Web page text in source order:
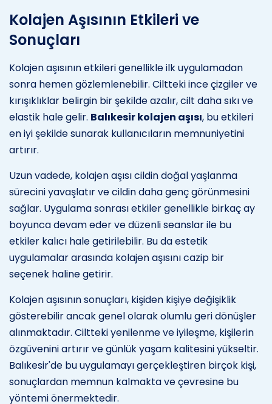
Kolajen Aşısının Etkileri ve
Sonuçları
Kolajen aşısının etkileri genellikle ilk uygulamadan
sonra hemen gözlemlenebilir. Ciltteki ince çizgiler ve
kırışıklıklar belirgin bir şekilde azalır, cilt daha sıkı ve
elastik hale gelir. Balıkesir kolajen aşısı, bu etkileri
en iyi şekilde sunarak kullanıcıların memnuniyetini
artırır.
Uzun vadede, kolajen aşısı cildin doğal yaşlanma
sürecini yavaşlatır ve cildin daha genç görünmesini
sağlar. Uygulama sonrası etkiler genellikle birkaç ay
boyunca devam eder ve düzenli seanslar ile bu
etkiler kalıcı hale getirilebilir. Bu da estetik
uygulamalar arasında kolajen aşısını cazip bir
seçenek haline getirir.
Kolajen aşısının sonuçları, kişiden kişiye değişiklik
gösterebilir ancak genel olarak olumlu geri dönüşler
alınmaktadır. Ciltteki yenilenme ve iyileşme, kişilerin
özgüvenini artırır ve günlük yaşam kalitesini yükseltir.
Balıkesir'de bu uygulamayı gerçekleştiren birçok kişi,
sonuçlardan memnun kalmakta ve çevresine bu
yöntemi önermektedir.